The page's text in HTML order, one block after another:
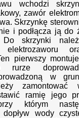
wchodzi
zawór
Skrzynkę
i podłącza ją do
skrzynki
pierwszy
rurze
w
ramię jego
którym
wody